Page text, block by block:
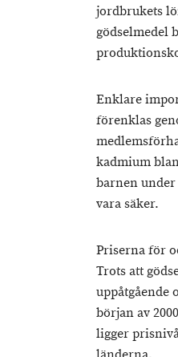
jordbrukets
gödselmedel
Enklare
förenklas
kadmium
barnen under
vara säker.
Priserna för
Trots att
uppåtgående
början av
ligger